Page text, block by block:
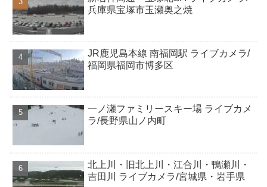
兵庫県宝塚市玉瀬奥之焼
JR鹿児島本線 南福岡駅 ライブカメラ/
福岡県福岡市博多区
一ノ瀬ファミリースキー場 ライブカメ
ラ/長野県山ノ内町
北上川・旧北上川・江合川・鴨瀬川・
吉田川 ライブカメラ/宮城県・岩手県